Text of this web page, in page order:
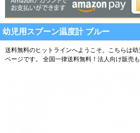
幼児用スプーン温度計 ブルー
送料無料のヒットラインへようこそ。こちらは
ページです。
全国一律送料無料！法人向け販売も